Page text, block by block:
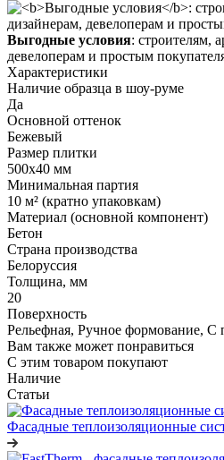
Выгодные условия: строителям,
девелоперам и простым
Характеристики
Наличие образца в шоу-руме
Да
Основной оттенок
Бежевый
Размер плитки
500х40 мм
Минимальная партия
10 м² (кратно упаковкам)
Материал (основной компонент)
Бетон
Страна производства
Белоруссия
Толщина, мм
20
Поверхность
Рельефная, Ручное формование, С
Вам также может понравиться
С этим товаром покупают
Наличие
Статьи
Фасадные теплоизоляционные